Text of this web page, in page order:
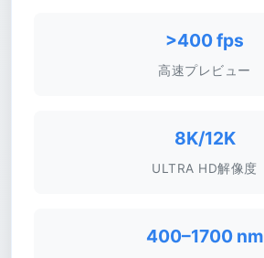
>400 fps
高速プレビュー
8K/12K
ULTRA HD解像度
400–1700 nm